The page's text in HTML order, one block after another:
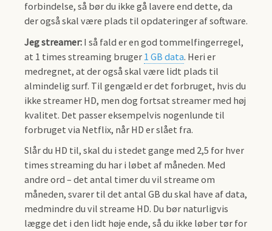
forbindelse, så bør du ikke gå lavere end dette, da
der også skal være plads til opdateringer af software.
Jeg streamer: I så fald er en god tommelfingerregel,
at 1 times streaming bruger 1 GB data. Heri er
medregnet, at der også skal være lidt plads til
almindelig surf. Til gengæld er det forbruget, hvis du
ikke streamer HD, men dog fortsat streamer med høj
kvalitet. Det passer eksempelvis nogenlunde til
forbruget via Netflix, når HD er slået fra.
Slår du HD til, skal du i stedet gange med 2,5 for hver
times streaming du har i løbet af måneden. Med
andre ord – det antal timer du vil streame om
måneden, svarer til det antal GB du skal have af data,
medmindre du vil streame HD. Du bør naturligvis
lægge det i den lidt høje ende, så du ikke løber tør for